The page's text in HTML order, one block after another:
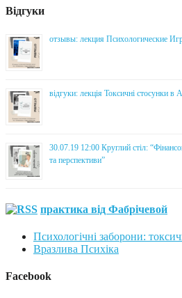
Відгуки
отзывы: лекция Психологические
відгуки: лекція Токсичні стосунки в
30.07.19 12:00 Круглий стіл:
та перспективи”
практика від Фабрічевой
Психологічні заборони:
Вразлива Психіка
Facebook